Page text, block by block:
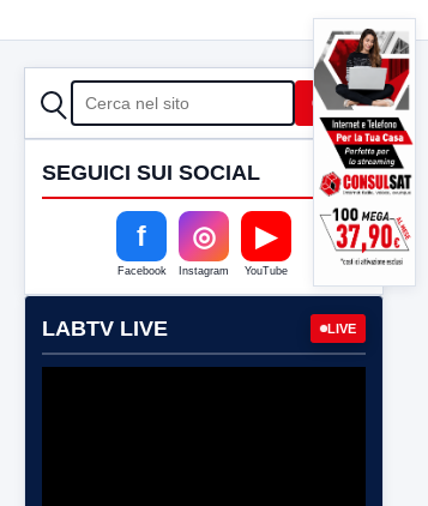
CERCA Cerca
SEGUICI SUI SOCIAL
f
Facebook
◎
Instagram
▶
YouTube
LABTV LIVE LIVE